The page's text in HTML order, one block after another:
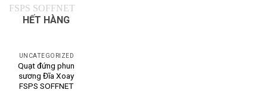
HẾT HÀNG
UNCATEGORIZED
Quạt đứng phun
sương Đĩa Xoay
FSPS SOFFNET